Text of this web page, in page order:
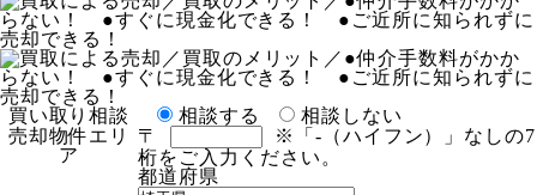
買い取り相談 相談する
相談しない
売却物件エリ
ア
〒
※「-（ハイフン）」なしの7
桁をご入力ください。
都道府県